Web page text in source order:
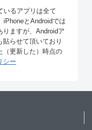
いるアプリは全て
iPhoneとAndroidでは
ますが、Androidア
らせて頂いており
（更新した）時点の
シー